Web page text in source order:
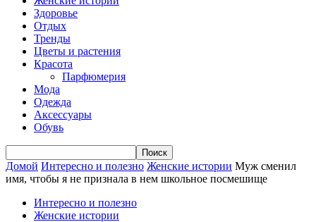
Здоровье
Отдых
Тренды
Цветы и растения
Красота
Парфюмерия
Мода
Одежда
Аксессуары
Обувь
Домой Интересно и полезно Женские истории Муж сменил
имя, чтобы я не признала в нем школьное посмешище
Интересно и полезно
Женские истории